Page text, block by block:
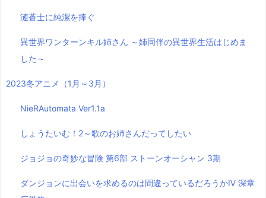
漣蒼士に純潔を捧ぐ
異世界ワンターンキル姉さん ～姉同伴の異世界生活はじめま
した～
2023冬アニメ（1月～3月）
NieRAutomata Ver1.1a
しょうたいむ！2～歌のお姉さんだってしたい
ジョジョの奇妙な冒険 第6部 ストーンオーシャン 3期
ダンジョンに出会いを求めるのは間違っているだろうかⅣ 深章